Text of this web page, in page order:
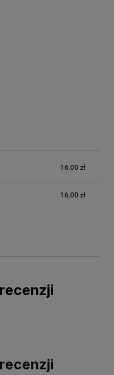
16,00 zł
16,00 zł